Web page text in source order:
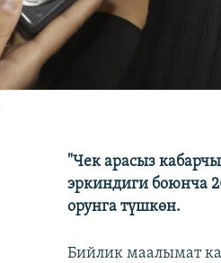
"Чек арасыз
эркиндиги боюнча
орунга түшкөн.
Бийлик маалымат